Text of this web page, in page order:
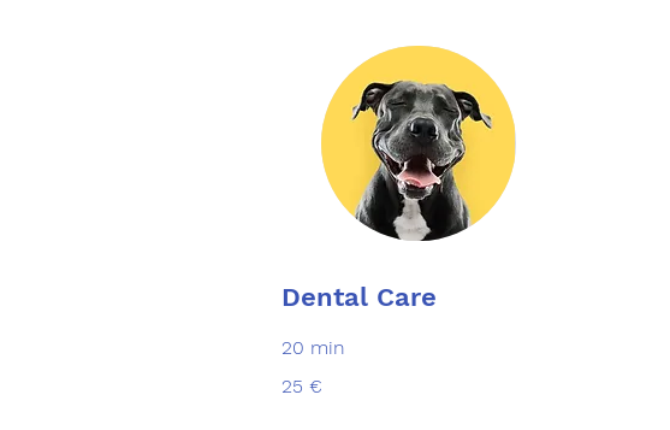
Dental Care
20 min
euros
25 €